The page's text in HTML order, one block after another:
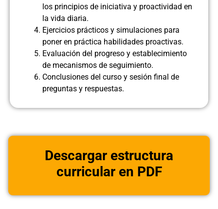
los principios de iniciativa y proactividad en
la vida diaria.
Ejercicios prácticos y simulaciones para
poner en práctica habilidades proactivas.
Evaluación del progreso y establecimiento
de mecanismos de seguimiento.
Conclusiones del curso y sesión final de
preguntas y respuestas.
Descargar estructura
curricular en PDF